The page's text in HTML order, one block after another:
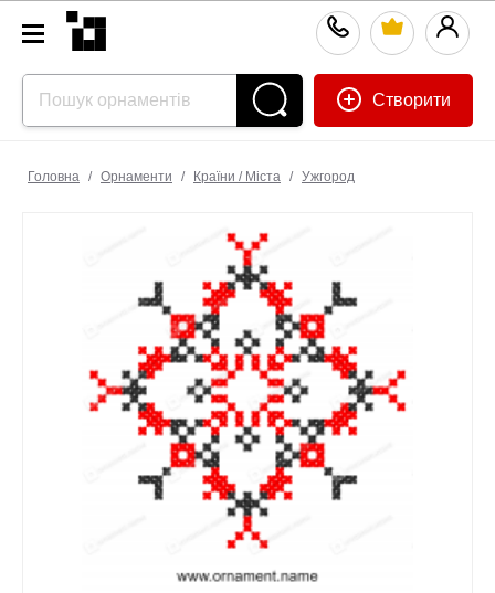
Створити
Головна / Орнаменти / Країни / Міста / Ужгород